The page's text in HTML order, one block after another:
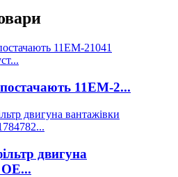
11ЕМ-2...
двигуна